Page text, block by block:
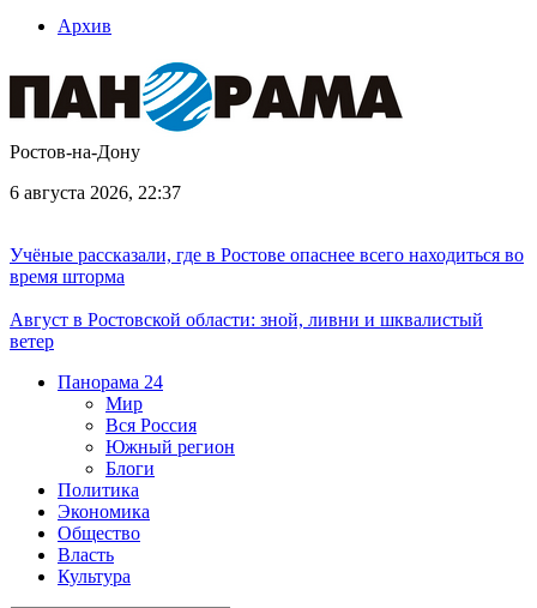
Архив
Ростов-на-Дону
6 августа 2026, 22:37
Учёные рассказали, где в Ростове опаснее всего находиться во
время шторма
Август в Ростовской области: зной, ливни и шквалистый
ветер
Панорама 24
Мир
Вся Россия
Южный регион
Блоги
Политика
Экономика
Общество
Власть
Культура